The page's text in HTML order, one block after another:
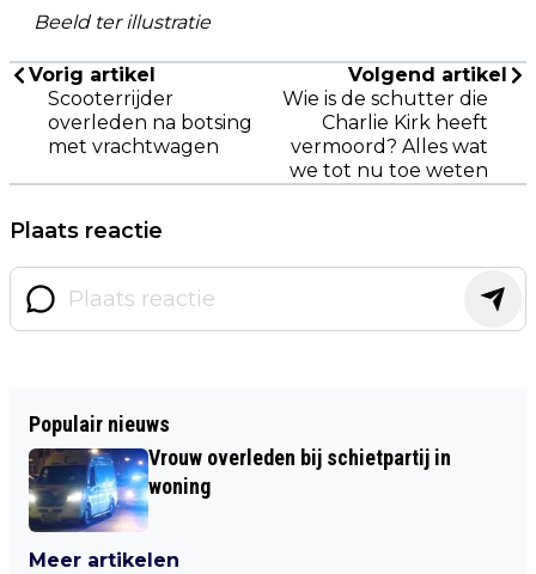
Beeld ter illustratie
Vorig artikel
Scooterrijder
overleden na botsing
met vrachtwagen
Volgend artikel
Wie is de schutter die
Charlie Kirk heeft
vermoord? Alles wat
we tot nu toe weten
Plaats reactie
Populair nieuws
Vrouw overleden bij schietpartij in
woning
Meer artikelen